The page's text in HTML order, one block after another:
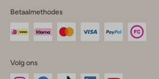
Betaalmethodes
Volg ons